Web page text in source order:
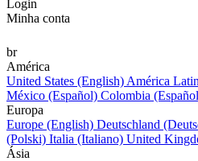
Login
Minha conta
br
América
United States (English) América
México (Español) Colombia
Europa
Europe (English) Deutschland
(Polski) Italia (Italiano) United
Ásia